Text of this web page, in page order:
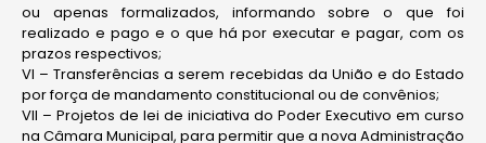
ou apenas formalizados, informando sobre o que foi
realizado e pago e o que há por executar e pagar, com os
prazos respectivos;
VI – Transferências a serem recebidas da União e do Estado
por força de mandamento constitucional ou de convênios;
VII – Projetos de lei de iniciativa do Poder Executivo em curso
na Câmara Municipal, para permitir que a nova Administração